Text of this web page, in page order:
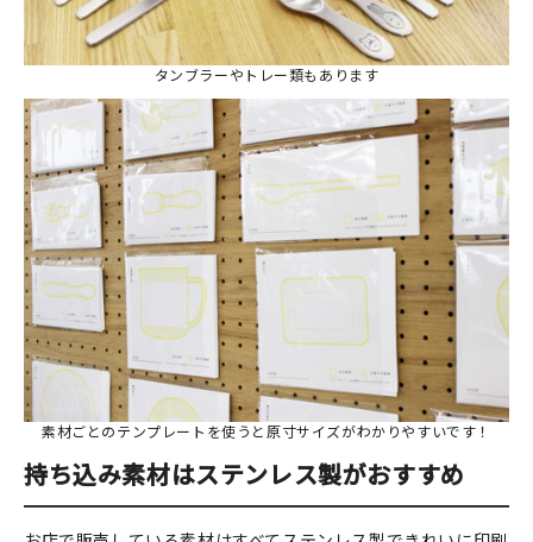
タンブラーやトレー類もあります
素材ごとのテンプレートを使うと原寸サイズがわかりやすいです！
持ち込み素材はステンレス製がおすすめ